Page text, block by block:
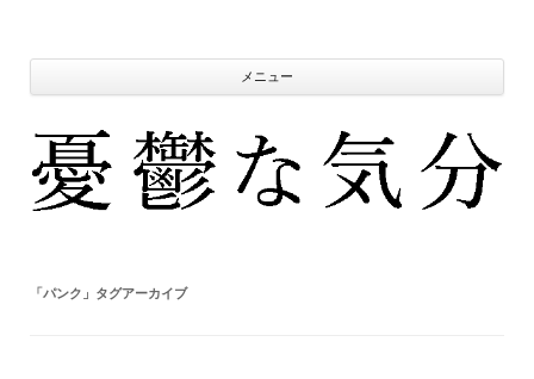
ン
へ
ッ
プ
メニュー
「 パンク 」タグアーカイブ